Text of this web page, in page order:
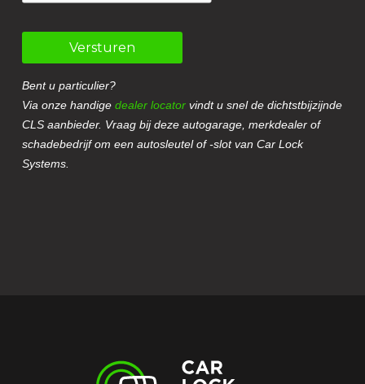
Versturen
Bent u particulier?
Via onze handigedealer locator vindt u snel de dichtstbijzijnde
CLS aanbieder. Vraag bij deze autogarage, merkdealer of
schadebedrijf om een autosleutel of -slot van Car Lock
Systems.